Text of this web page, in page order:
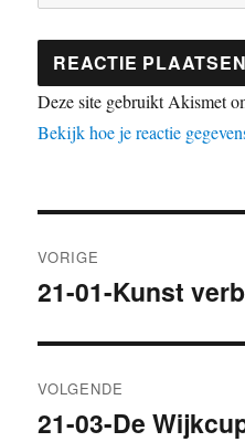
Deze site gebruikt Akismet
Bekijk hoe je reactie
navigatie
VORIGE
Vorig
21-01-Kunst
VOLGENDE
Volgend
21-03-De